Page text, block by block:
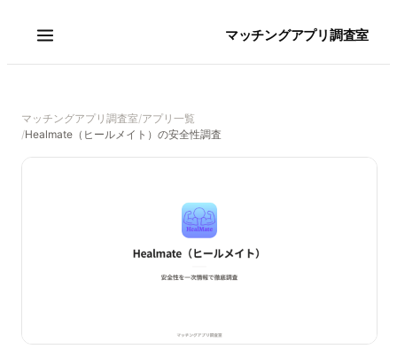
マッチングアプリ調査室
マッチングアプリ調査室/アプリ一覧
/Healmate（ヒールメイト）の安全性調査